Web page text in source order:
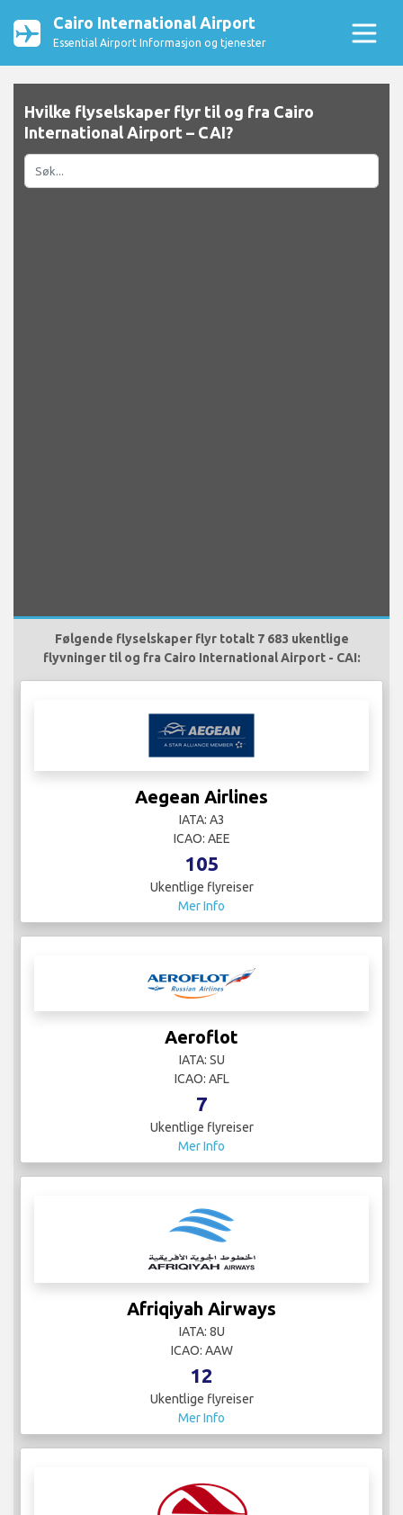
Cairo International Airport
Essential Airport Informasjon og tjenester
Hvilke flyselskaper flyr til og fra Cairo
International Airport – CAI?
Følgende flyselskaper flyr totalt 7 683 ukentlige
flyvninger til og fra Cairo International Airport - CAI:
Aegean Airlines
IATA: A3
ICAO: AEE
105
Ukentlige flyreiser
Mer Info
Aeroflot
IATA: SU
ICAO: AFL
7
Ukentlige flyreiser
Mer Info
Afriqiyah Airways
IATA: 8U
ICAO: AAW
12
Ukentlige flyreiser
Mer Info